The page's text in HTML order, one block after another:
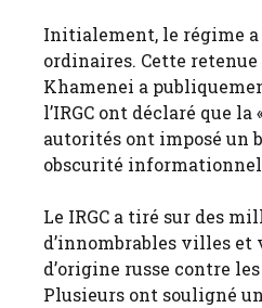
Initialement, le régime a
ordinaires. Cette
Khamenei a
l’IRGC ont déclaré que
autorités ont imposé un
obscurité
Le IRGC a tiré sur des
d’innombrables villes et
d’origine russe contre
Plusieurs ont souligné